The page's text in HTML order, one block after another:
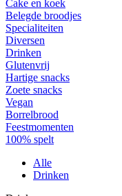
Cake en koek
Belegde broodjes
Specialiteiten
Diversen
Drinken
Glutenvrij
Hartige snacks
Zoete snacks
Vegan
Borrelbrood
Feestmomenten
100% spelt
Alle
Drinken